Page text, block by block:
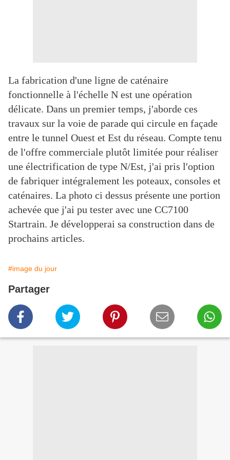
La fabrication d'une ligne de caténaire
fonctionnelle à l'échelle N est une opération
délicate. Dans un premier temps, j'aborde ces
travaux sur la voie de parade qui circule en façade
entre le tunnel Ouest et Est du réseau. Compte tenu
de l'offre commerciale plutôt limitée pour réaliser
une électrification de type N/Est, j'ai pris l'option
de fabriquer intégralement les poteaux, consoles et
caténaires. La photo ci dessus présente une portion
achevée que j'ai pu tester avec une CC7100
Startrain. Je développerai sa construction dans de
prochains articles.
#image du jour
Partager